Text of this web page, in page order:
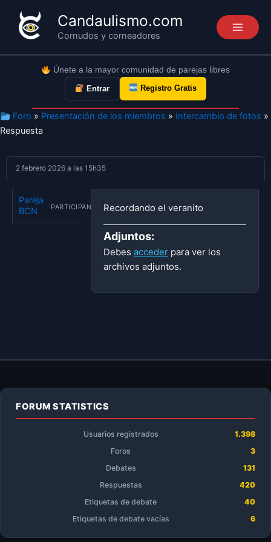
contenido
Candaulismo.com
Cornudos y corneadores
Únete a la mayor comunidad de parejas libres
Entrar Registro Gratis
Foro » Presentación de los miembros » Intercambio de fotos »
Respuesta
2 febrero 2026 a las 15h35
Pareja
BCN
PARTICIPANTE Recordando el veranito
Adjuntos:
Debes acceder para ver los
archivos adjuntos.
FORUM STATISTICS
Usuarios registrados
1.398
Foros
3
Debates
131
Respuestas
420
Etiquetas de debate
40
Etiquetas de debate vacías
6